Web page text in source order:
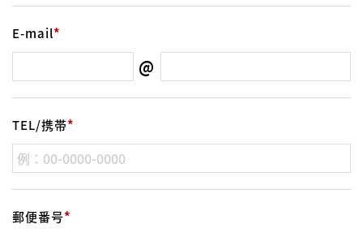
E-mail*
@
TEL/携帯*
郵便番号*